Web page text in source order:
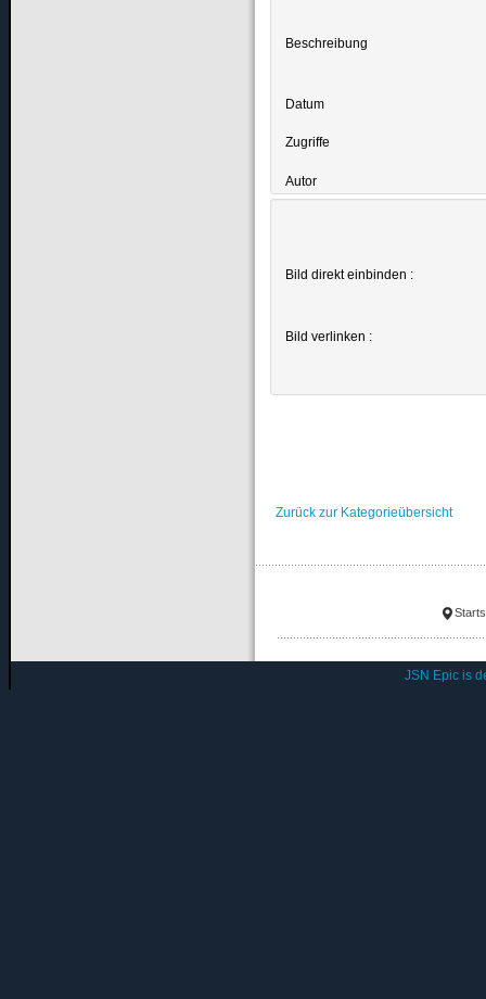
Beschreibung
Datum
Zugriffe
Autor
Bild direkt einbinden :
Bild verlinken :
Zurück zur Kategorieübersicht
JSN Epic is